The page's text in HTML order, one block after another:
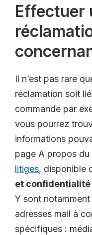
Effectuer
Il n’est pas rare
réclamation soit
commande par
vous pourrez
informations
page A propos du
litiges, disponible
et confidentialité
Y sont
adresses mail à
spécifiques :